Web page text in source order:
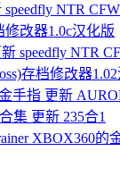
NTR
改器1.0c汉化版
speedfly NTR
存档修改器
手指 更新
集 更新 235合1
XBOX360的